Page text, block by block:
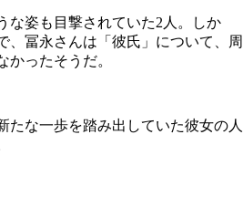
な姿も目撃されていた2人。しか
、冨永さんは「彼氏」について、周
かったそうだ。
な一歩を踏み出していた彼女の人